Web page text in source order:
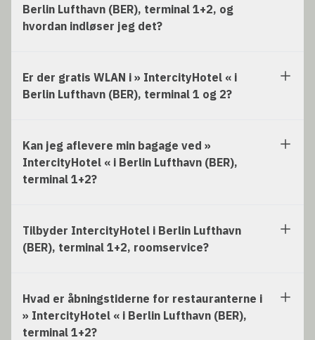
Berlin Lufthavn (BER), terminal 1+2, og
hvordan indløser jeg det?
Er der gratis WLAN i » IntercityHotel « i
Berlin Lufthavn (BER), terminal 1 og 2?
Kan jeg aflevere min bagage ved »
IntercityHotel « i Berlin Lufthavn (BER),
terminal 1+2?
Tilbyder IntercityHotel i Berlin Lufthavn
(BER), terminal 1+2, roomservice?
Hvad er åbningstiderne for restauranterne i
» IntercityHotel « i Berlin Lufthavn (BER),
terminal 1+2?